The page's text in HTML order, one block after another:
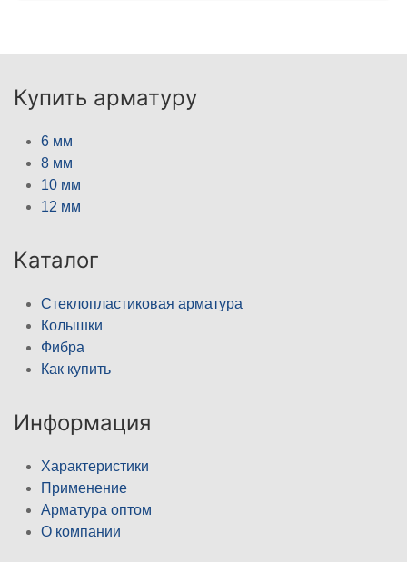
Купить арматуру
6 мм
8 мм
10 мм
12 мм
Каталог
Стеклопластиковая арматура
Колышки
Фибра
Как купить
Информация
Характеристики
Применение
Арматура оптом
О компании